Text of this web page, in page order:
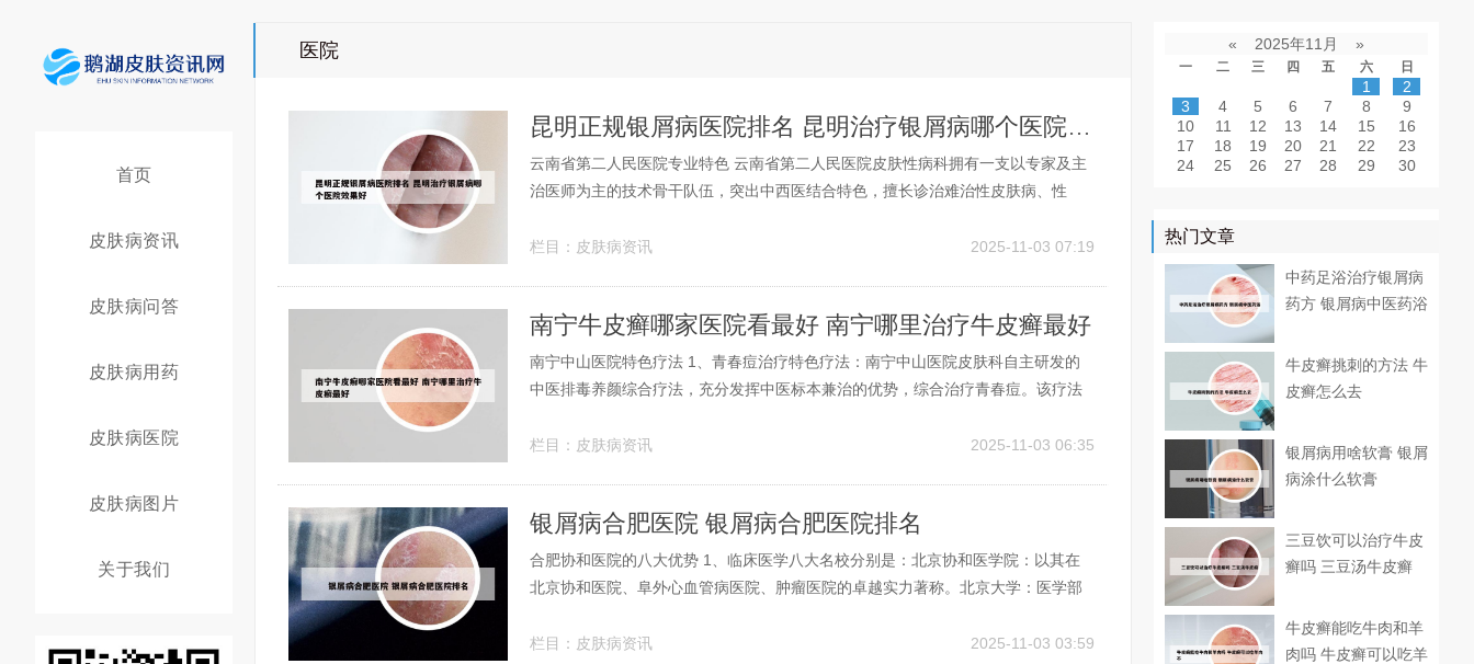
首页
皮肤病资讯
皮肤病问答
皮肤病用药
皮肤病医院
皮肤病图片
关于我们
医院
昆明正规银屑病医院排名 昆明治疗银屑病哪个医院效果好
云南省第二人民医院专业特色 云南省第二人民医院皮肤性病科拥有一支以专家及主
治医师为主的技术骨干队伍，突出中西医结合特色，擅长诊治难治性皮肤病、性
脑外科、ICU等多个科室开展了一系列高技术手术和治疗，取得了显著的社会效益。
栏目： 皮肤病资讯 2025-11-03 07:19
南宁牛皮癣哪家医院看最好 南宁哪里治疗牛皮癣最好
南宁中山医院特色疗法 1、青春痘治疗特色疗法：南宁中山医院皮肤科自主研发的
中医排毒养颜综合疗法，充分发挥中医标本兼治的优势，综合治疗青春痘。该疗法
色素细胞种植”疗法：针对大面积白癜风患者，技术先进，成功帮助众多患者康
栏目： 皮肤病资讯 2025-11-03 06:35
银屑病合肥医院 银屑病合肥医院排名
合肥协和医院的八大优势 1、临床医学八大名校分别是：北京协和医学院：以其在
北京协和医院、阜外心血管病医院、肿瘤医院的卓越实力著称。北京大学：医学部
系。复旦大学上海医学院：旗下拥有中山医院、妇产科医院、华山医院，实力雄
栏目： 皮肤病资讯 2025-11-03 03:59
« 2025年11月 »
一 二 三 四 五 六 日
1
2
3
4 5 6 7 8
9
10
11 12 13 14 15
16
17
18 19 20 21 22
23
24
25 26 27 28 29 30
热门文章
中药足浴治疗银屑病
药方 银屑病中医药浴
牛皮癣挑刺的方法 牛
皮癣怎么去
银屑病用啥软膏 银屑
病涂什么软膏
三豆饮可以治疗牛皮
癣吗 三豆汤牛皮癣
牛皮癣能吃牛肉和羊
肉吗 牛皮癣可以吃羊